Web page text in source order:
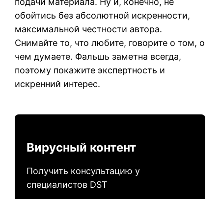
обойтись без абсолютной искренности,
максимальной честности автора.
Снимайте то, что любите, говорите о том, о
чем думаете. Фальшь заметна всегда,
поэтому покажите экспертность и
искренний интерес.
Вирусный контент
Получить консультацию у
специалистов DST